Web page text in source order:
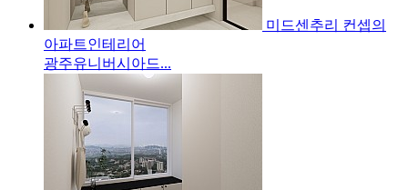
미드센추리 컨셉의
아파트인테리어
광주유니버시아드...